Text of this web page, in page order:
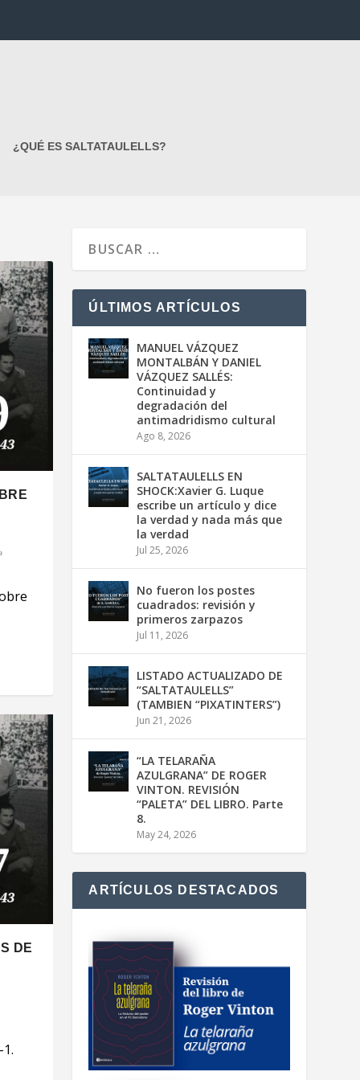
¿QUÉ ES SALTATAULELLS?
DE
ÚLTIMOS ARTÍCULOS
MANUEL VÁZQUEZ
MONTALBÁN Y DANIEL
VÁZQUEZ SALLÉS:
Continuidad y
degradación del
antimadridismo cultural
Ago 8, 2026
SALTATAULELLS EN
SHOCK:Xavier G. Luque
escribe un artículo y dice
la verdad y nada más que
la verdad
Jul 25, 2026
No fueron los postes
cuadrados: revisión y
primeros zarpazos
Jul 11, 2026
LISTADO ACTUALIZADO DE
“SALTATAULELLS”
(TAMBIEN “PIXATINTERS”)
Jun 21, 2026
“LA TELARAÑA
AZULGRANA” DE ROGER
VINTON. REVISIÓN
“PALETA” DEL LIBRO. Parte
8.
May 24, 2026
ARTÍCULOS DESTACADOS